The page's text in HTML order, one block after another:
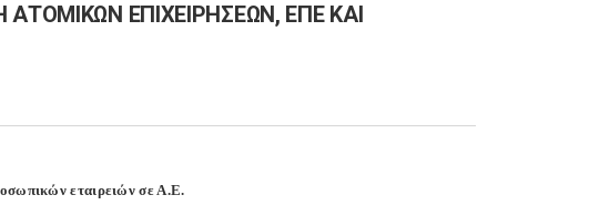
ΕΠΙΧΕΙΡΗΣΕΩΝ, ΕΠΕ ΚΑΙ
εταιρειών σε Α.Ε.